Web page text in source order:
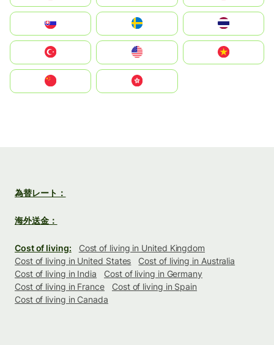
United States
中國香港特別行政區
為替レート：
海外送金：
Cost of living:
Cost of living in United Kingdom
Cost of living in United States
Cost of living in Australia
Cost of living in India
Cost of living in Germany
Cost of living in France
Cost of living in Spain
Cost of living in Canada